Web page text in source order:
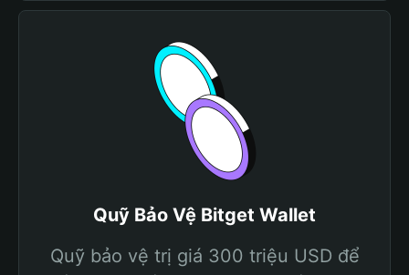
Quỹ Bảo Vệ Bitget Wallet
Quỹ bảo vệ trị giá 300 triệu USD để